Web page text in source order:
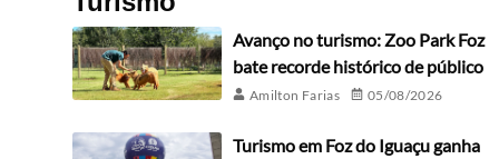
Avanço no turismo: Zoo Park Foz
bate recorde histórico de público
Amilton Farias 05/08/2026
Turismo em Foz do Iguaçu ganha